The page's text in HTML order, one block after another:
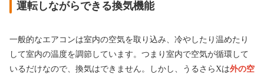
運転しながらできる換気機能
一般的なエアコンは室内の空気を取り込み、冷やしたり温めたり
して室内の温度を調節しています。つまり室内で空気が循環して
いるだけなので、換気はできません。しかし、うるさらXは外の空